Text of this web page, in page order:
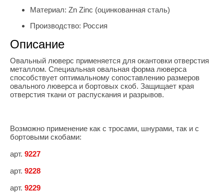
Материал: Zn Zinc (оцинкованная сталь)
Производство: Россия
Описание
Овальный люверс применяется для окантовки отверстия
металлом. Специальная овальная форма люверса
способствует оптимальному сопоставлению размеров
овального люверса и бортовых скоб. Защищает края
отверстия ткани от распускания и разрывов.
Возможно применение как с тросами, шнурами, так и с
бортовыми скобами:
арт. 9227
арт. 9228
арт. 9229